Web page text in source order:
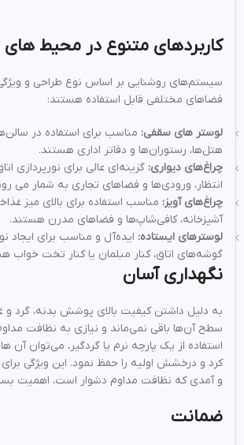
کاربردهای متنوع در محیط‌
سیستم‌های روشنایی بر اساس نوع طراحی و
فضاهای مختلفی قابل استفاده هستند:
لوستر های سقفی: مناسب برای استفاده در
هتل‌ها، رستوران‌ها و دفاتر اداری هستند.
چراغ‌های دیواری: گزینه‌ای عالی برای نورپردازی
انتظار، ورودی‌ها و فضاهای تجاری به شمار می
چراغ‌های آویز: مناسب استفاده برای بالای میز
آشپزخانه، کافی‌شاپ‌ها و فضاهای مدرن هستند.
لوسترهای ایستاده: ایده‌آل و مناسب برای ایجاد
گوشه‌های اتاق، کنار مبلمان یا کنار تخت خواب
نگهداری آسان
به دلیل داشتن کیفیت بالای پوشش بدنه، گرد و
سطح آن‌ها باقی نمی‌ماند و نیازی به نظافت
استفاده از یک پارچه نرم یا گردگیر، می‌توان آن‌
کرد و درخشش اولیه را حفظ نمود. این ویژگی
و آمدی که نظافت مداوم دشوار است، اهمیت
ضمانت